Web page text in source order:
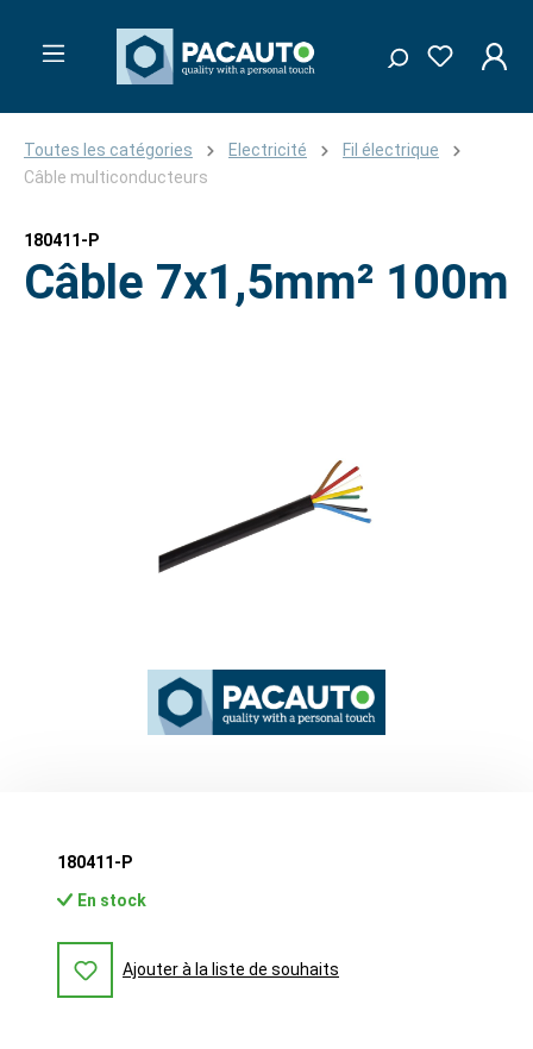
Toutes les catégories Electricité
Fil électrique
Câble multiconducteurs
180411-P
Câble 7x1,5mm² 100m
180411-P
En stock
Ajouter à la liste de souhaits